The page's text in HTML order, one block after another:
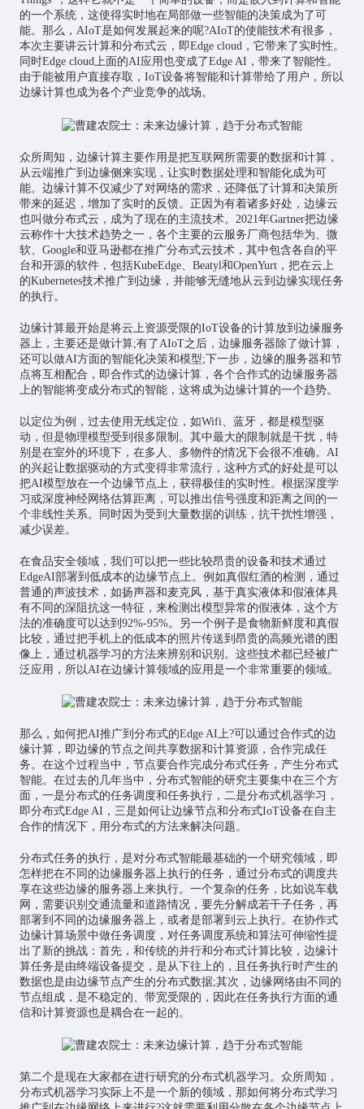
的一个系统，这使得实时地在局部做一些智能的决策成为了可
能。那么，AIoT是如何发展起来的呢?AIoT的使能技术有很多，
本次主要讲云计算和分布式云，即Edge cloud，它带来了实时性。
同时Edge cloud上面的AI应用也变成了Edge AI，带来了智能性。
由于能被用户直接存取，IoT设备将智能和计算带给了用户，所以
边缘计算也成为各个产业竞争的战场。
众所周知，边缘计算主要作用是把互联网所需要的数据和计算，
从云端推广到边缘侧来实现，让实时数据处理和智能化成为可
能。边缘计算不仅减少了对网络的需求，还降低了计算和决策所
带来的延迟，增加了实时的反馈。正因为有着诸多好处，边缘云
也叫做分布式云，成为了现在的主流技术。2021年Gartner把边缘
云称作十大技术趋势之一，各个主要的云服务厂商包括华为、微
软、Google和亚马逊都在推广分布式云技术，其中包含各自的平
台和开源的软件，包括KubeEdge、Beatyl和OpenYurt，把在云上
的Kubernetes技术推广到边缘，并能够无缝地从云到边缘实现任务
的执行。
边缘计算最开始是将云上资源受限的IoT设备的计算放到边缘服务
器上，主要还是做计算;有了AIoT之后，边缘服务器除了做计算，
还可以做AI方面的智能化决策和模型;下一步，边缘的服务器和节
点将互相配合，即合作式的边缘计算，各个合作式的边缘服务器
上的智能将变成分布式的智能，这将成为边缘计算的一个趋势。
以定位为例，过去使用无线定位，如Wifi、蓝牙，都是模型驱
动，但是物理模型受到很多限制。其中最大的限制就是干扰，特
别是在室外的环境下，在多人、多物件的情况下会很不准确。AI
的兴起让数据驱动的方式变得非常流行，这种方式的好处是可以
把AI模型放在一个边缘节点上，获得极佳的实时性。根据深度学
习或深度神经网络估算距离，可以推出信号强度和距离之间的一
个非线性关系。同时因为受到大量数据的训练，抗干扰性增强，
减少误差。
在食品安全领域，我们可以把一些比较昂贵的设备和技术通过
EdgeAI部署到低成本的边缘节点上。例如真假红酒的检测，通过
普通的声波技术，如扬声器和麦克风，基于真实液体和假液体具
有不同的深阻抗这一特征，来检测出模型异常的假液体，这个方
法的准确度可以达到92%-95%。另一个例子是食物新鲜度和真假
比较，通过把手机上的低成本的照片传送到昂贵的高频光谱的图
像上，通过机器学习的方法来辨别和识别。这些技术都已经被广
泛应用，所以AI在边缘计算领域的应用是一个非常重要的领域。
那么，如何把AI推广到分布式的Edge AI上?可以通过合作式的边
缘计算，即边缘的节点之间共享数据和计算资源，合作完成任
务。在这个过程当中，节点要合作完成分布式任务，产生分布式
智能。在过去的几年当中，分布式智能的研究主要集中在三个方
面，一是分布式的任务调度和任务执行，二是分布式机器学习，
即分布式Edge AI，三是如何让边缘节点和分布式IoT设备在自主
合作的情况下，用分布式的方法来解决问题。
分布式任务的执行，是对分布式智能最基础的一个研究领域，即
怎样把在不同的边缘服务器上执行的任务，通过分布式的调度共
享在这些边缘的服务器上来执行。一个复杂的任务，比如说车载
网，需要识别交通流量和道路情况，要先分解成若干子任务，再
部署到不同的边缘服务器上，或者是部署到云上执行。在协作式
边缘计算场景中做任务调度，对任务调度系统和算法可伸缩性提
出了新的挑战：首先，和传统的并行和分布式计算比较，边缘计
算任务是由终端设备提交，是从下往上的，且任务执行时产生的
数据也是由边缘节点产生的分布式数据;其次，边缘网络由不同的
节点组成，是不稳定的、带宽受限的，因此在任务执行方面的通
信和计算资源也是耦合在一起的。
第二个是现在大家都在进行研究的分布式机器学习。众所周知，
分布式机器学习实际上不是一个新的领域，那如何将分布式学习